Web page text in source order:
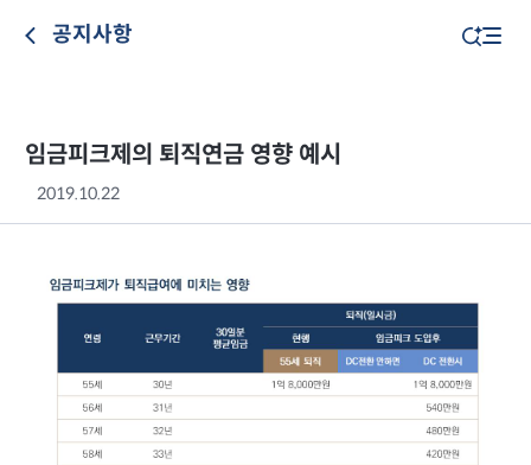
공지사항
임금피크제의 퇴직연금 영향 예시
2019.10.22